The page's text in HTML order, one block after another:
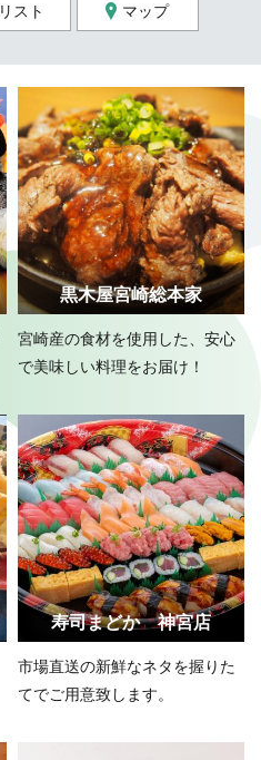
リスト マップ
黒木屋宮崎総本家
宮崎産の食材を使用した、安心
で美味しい料理をお届け！
寿司まどか 神宮店
市場直送の新鮮なネタを握りた
てでご用意致します。